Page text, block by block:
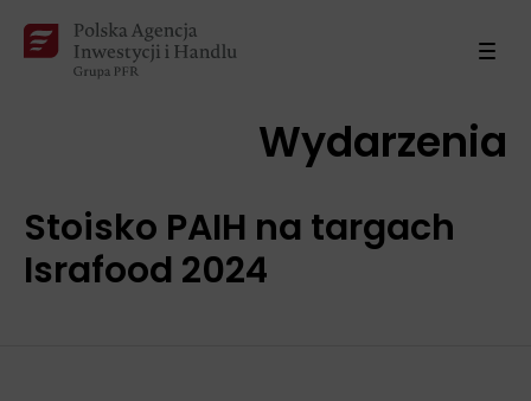
Wydarzenia
Stoisko PAIH na targach
Israfood 2024